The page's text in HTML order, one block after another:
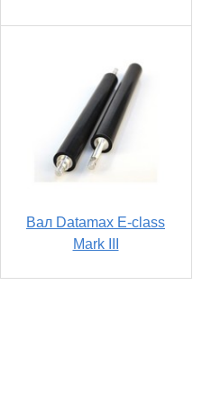
Вал Datamax E-class
Mark III